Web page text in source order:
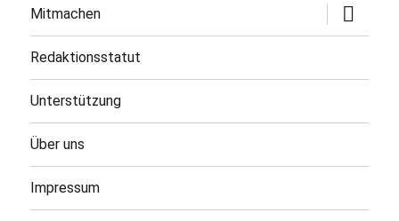
Mitmachen
öffnen
Redaktionsstatut
Unterstützung
Über uns
Impressum